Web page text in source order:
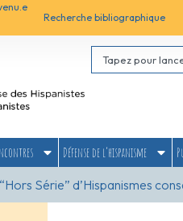
Recherche bibliographique
Défense de l’hispanisme
Série” d’Hispanismes